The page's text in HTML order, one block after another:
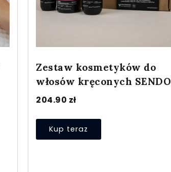
Zestaw kosmetyków do
włosów kręconych SENDO
204.90 zł
Kup teraz